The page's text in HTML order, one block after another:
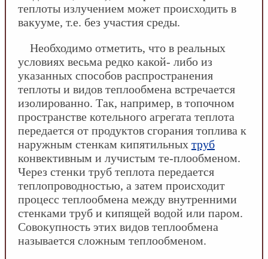
теплоты излучением может происходить в
вакууме, т.е. без участия среды.
Необходимо отметить, что в реальных
условиях весьма редко какой- либо из
указанных способов распространения
теплоты и видов теплообмена встречается
изолированно. Так, например, в топочном
пространстве котельного агрегата теплота
передается от продуктов сгорания топлива к
наружным стенкам кипятильных труб
конвективным и лучистым те-плообменом.
Через стенки труб теплота передается
теплопроводностью, а затем происходит
процесс теплообмена между внутренними
стенками труб и кипящей водой или паром.
Совокупность этих видов теплообмена
называется сложным теплообменом.